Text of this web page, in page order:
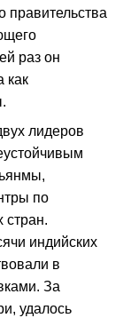
правительства
раз он
как
лидеров
по
стран.
индийских
в
За
удалось